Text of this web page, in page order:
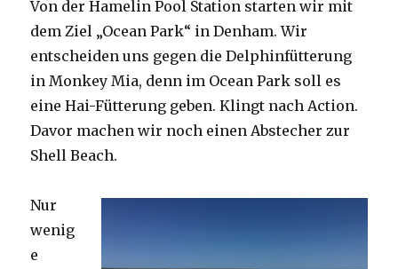
Von der Hamelin Pool Station starten wir mit
dem Ziel „Ocean Park“ in Denham. Wir
entscheiden uns gegen die Delphinfütterung
in Monkey Mia, denn im Ocean Park soll es
eine Hai-Fütterung geben. Klingt nach Action.
Davor machen wir noch einen Abstecher zur
Shell Beach.
Nur
wenig
e